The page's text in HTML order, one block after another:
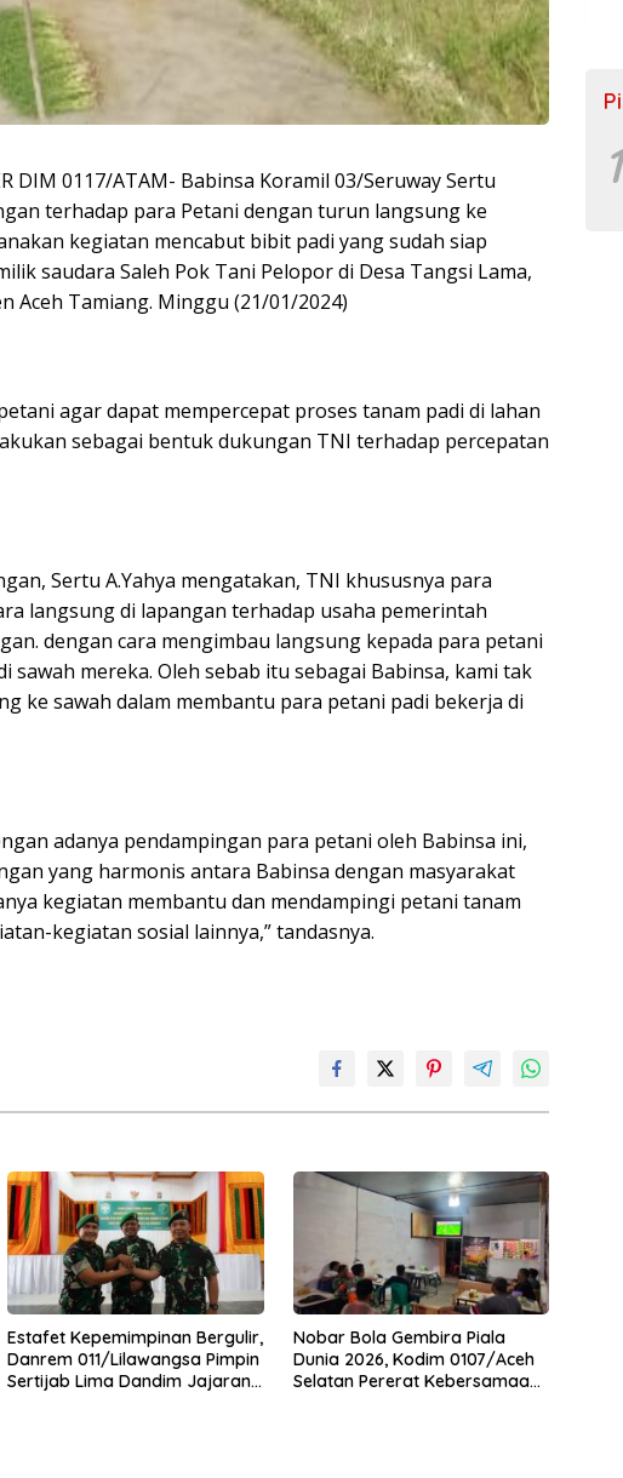
DIM 0117/ATAM- Babinsa Koramil 03/Seruway Sertu
terhadap para Petani dengan turun langsung ke
kegiatan mencabut bibit padi yang sudah siap
saudara Saleh Pok Tani Pelopor di Desa Tangsi Lama,
Aceh Tamiang. Minggu (21/01/2024)
agar dapat mempercepat proses tanam padi di lahan
sebagai bentuk dukungan TNI terhadap percepatan
Sertu A.Yahya mengatakan, TNI khususnya para
langsung di lapangan terhadap usaha pemerintah
dengan cara mengimbau langsung kepada para petani
sawah mereka. Oleh sebab itu sebagai Babinsa, kami tak
ke sawah dalam membantu para petani padi bekerja di
adanya pendampingan para petani oleh Babinsa ini,
yang harmonis antara Babinsa dengan masyarakat
kegiatan membantu dan mendampingi petani tanam
kegiatan sosial lainnya,” tandasnya.
Estafet Kepemimpinan Bergulir,
Danrem 011/Lilawangsa Pimpin
Sertijab Lima Dandim Jajaran
Nobar Bola Gembira Piala
Dunia 2026, Kodim 0107/Aceh
Selatan Pererat Kebersamaan
1